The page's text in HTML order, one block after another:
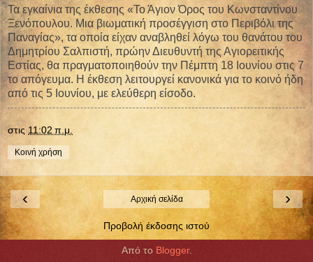
Τα εγκαίνια της έκθεσης «Το Άγιον Όρος του Κωνσταντίνου
Ξενόπουλου. Μια βιωματική προσέγγιση στο Περιβόλι της
Παναγίας», τα οποία είχαν αναβληθεί λόγω του θανάτου του
Δημητρίου Σαλπιστή, πρώην Διευθυντή της Αγιορειτικής
Εστίας, θα πραγματοποιηθούν την Πέμπτη 18 Ιουνίου στις 7
το απόγευμα. Η έκθεση λειτουργεί κανονικά για το κοινό ήδη
από τις 5 Ιουνίου, με ελεύθερη είσοδο.
στις 11:02 π.μ.
Κοινή χρήση
‹ ›
Αρχική σελίδα
Προβολή έκδοσης ιστού
Από το Blogger.